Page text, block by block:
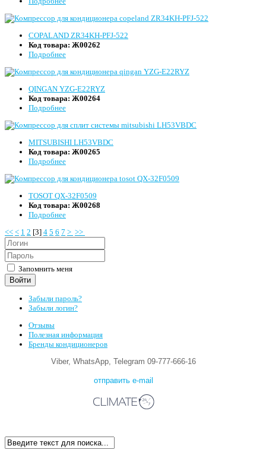
COPALAND ZR34KH-PFJ-522
Код товара: Ж00262
Подробнее
QINGAN YZG-E22RYZ
Код товара: Ж00264
Подробнее
MITSUBISHI LH53VBDC
Код товара: Ж00265
Подробнее
TOSOT QX-32F0509
Код товара: Ж00268
Подробнее
<< < 1 2 [3] 4 5 6 7 > >>
Запомнить меня
Войти
Забыли пароль?
Забыли логин?
Отзывы
Полезная информация
Бренды кондиционеров
Viber, WhatsApp, Telegram 09-777-666-16
отправить e-mail